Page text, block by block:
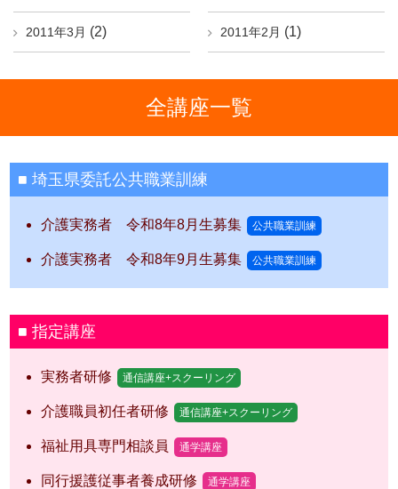
2011年3月 (2) 2011年2月 (1)
全講座一覧
埼玉県委託公共職業訓練
介護実務者 令和8年8月生募集 公共職業訓練
介護実務者 令和8年9月生募集 公共職業訓練
指定講座
実務者研修 通信講座+スクーリング
介護職員初任者研修 通信講座+スクーリング
福祉用具専門相談員 通学講座
同行援護従事者養成研修 通学講座